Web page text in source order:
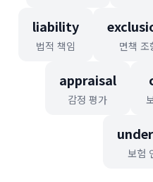
liability
법적 책임 면책 조
appraisal
감정 평가
보험